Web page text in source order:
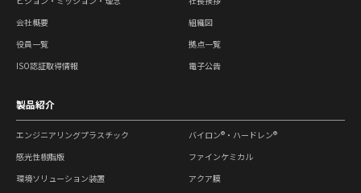
会社概要
組織図
役員一覧
拠点一覧
ISO認証取得情報
電子公告
製品紹介
エンジニアリングプラスチック
バイロン®・ハードレン®
感光性樹脂版
ファインケミカル
環境ソリューション装置
アクア膜